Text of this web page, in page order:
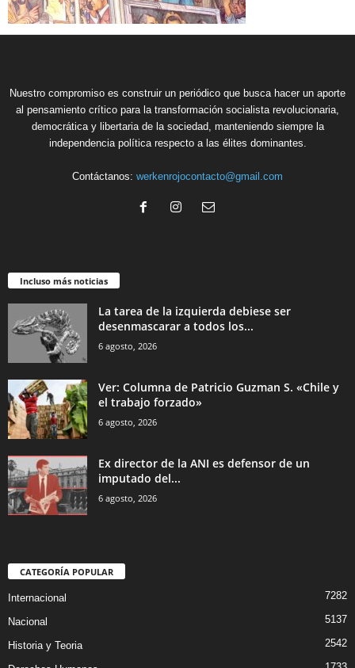
Nuestro compromiso es construir un periódico que busca hacer un aporte
al pensamiento crítico para la transformación socialista revolucionaria,
democrática y libertaria de la sociedad, manteniendo siempre la
independencia política respecto a las élites dominantes.
Contáctanos: werkenrojocontacto@gmail.com
Incluso más noticias
La tarea de la izquierda debiese ser
desenmascarar a todos los...
6 agosto, 2026
Ver: Columna de Patricio Guzman S. «Chile y
el trabajo forzado»
6 agosto, 2026
Ex director de la ANI es defensor de un
imputado del...
6 agosto, 2026
CATEGORÍA POPULAR
Internacional 7282
Nacional 5137
Historia y Teoria 2542